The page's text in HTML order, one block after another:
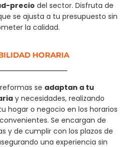
precio del sector. Disfruta de
se ajusta a tu presupuesto sin
la calidad.
HORARIA
se adaptan a tu
y necesidades, realizando
hogar o negocio en los horarios
Se encargan de
y de cumplir con los plazos de
una experiencia sin